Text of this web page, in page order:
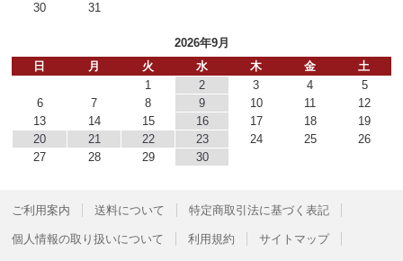
30
31
2026年9月
日
月 火 水 木 金
土
1
2 3 4
5
6
7 8 9 10 11
12
13
14 15 16 17 18
19
20
21 22 23 24 25
26
27
28 29 30
ご利用案内 送料について 特定商取引法に基づく表記
個人情報の取り扱いについて 利用規約 サイトマップ